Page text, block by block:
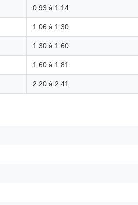
0.93 à 1.14
1.06 à 1.30
1.30 à 1.60
1.60 à 1.81
2.20 à 2.41